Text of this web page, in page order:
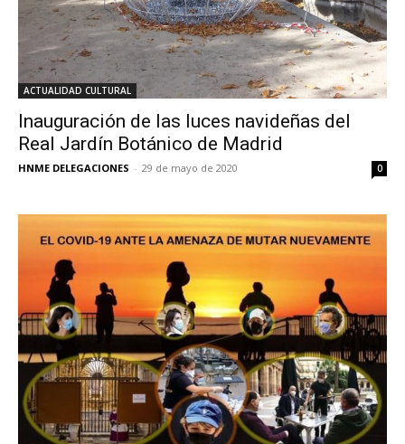
ACTUALIDAD CULTURAL
Inauguración de las luces navideñas del
Real Jardín Botánico de Madrid
HNME DELEGACIONES - 29 de mayo de 2020 0